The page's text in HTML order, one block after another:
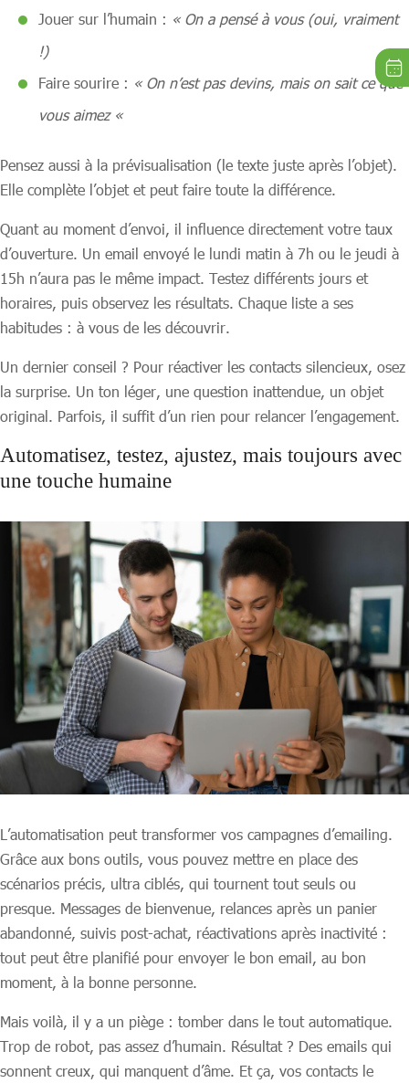
Jouer sur l’humain : « On a pensé à vous (oui, vraiment
!)
Faire sourire : « On n’est pas devins, mais on sait ce que
vous aimez «
Pensez aussi à la prévisualisation (le texte juste après l’objet).
Elle complète l’objet et peut faire toute la différence.
Quant au moment d’envoi, il influence directement votre taux
d’ouverture. Un email envoyé le lundi matin à 7h ou le jeudi à
15h n’aura pas le même impact. Testez différents jours et
horaires, puis observez les résultats. Chaque liste a ses
habitudes : à vous de les découvrir.
Un dernier conseil ? Pour réactiver les contacts silencieux, osez
la surprise. Un ton léger, une question inattendue, un objet
original. Parfois, il suffit d’un rien pour relancer l’engagement.
Automatisez, testez, ajustez, mais toujours avec
une touche humaine
L’automatisation peut transformer vos campagnes d’emailing.
Grâce aux bons outils, vous pouvez mettre en place des
scénarios précis, ultra ciblés, qui tournent tout seuls ou
presque. Messages de bienvenue, relances après un panier
abandonné, suivis post-achat, réactivations après inactivité :
tout peut être planifié pour envoyer le bon email, au bon
moment, à la bonne personne.
Mais voilà, il y a un piège : tomber dans le tout automatique.
Trop de robot, pas assez d’humain. Résultat ? Des emails qui
sonnent creux, qui manquent d’âme. Et ça, vos contacts le